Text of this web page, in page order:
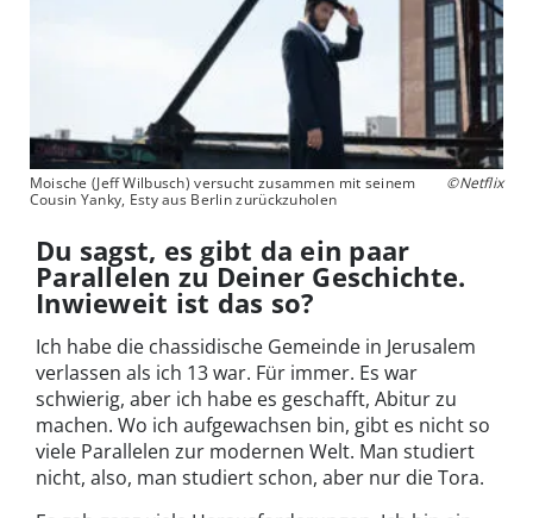
Moische (Jeff Wilbusch) versucht zusammen mit seinem
Cousin Yanky, Esty aus Berlin zurückzuholen
©Netflix
Du sagst, es gibt da ein paar
Parallelen zu Deiner Geschichte.
Inwieweit ist das so?
Ich habe die chassidische Gemeinde in Jerusalem
verlassen als ich 13 war. Für immer. Es war
schwierig, aber ich habe es geschafft, Abitur zu
machen. Wo ich aufgewachsen bin, gibt es nicht so
viele Parallelen zur modernen Welt. Man studiert
nicht, also, man studiert schon, aber nur die Tora.